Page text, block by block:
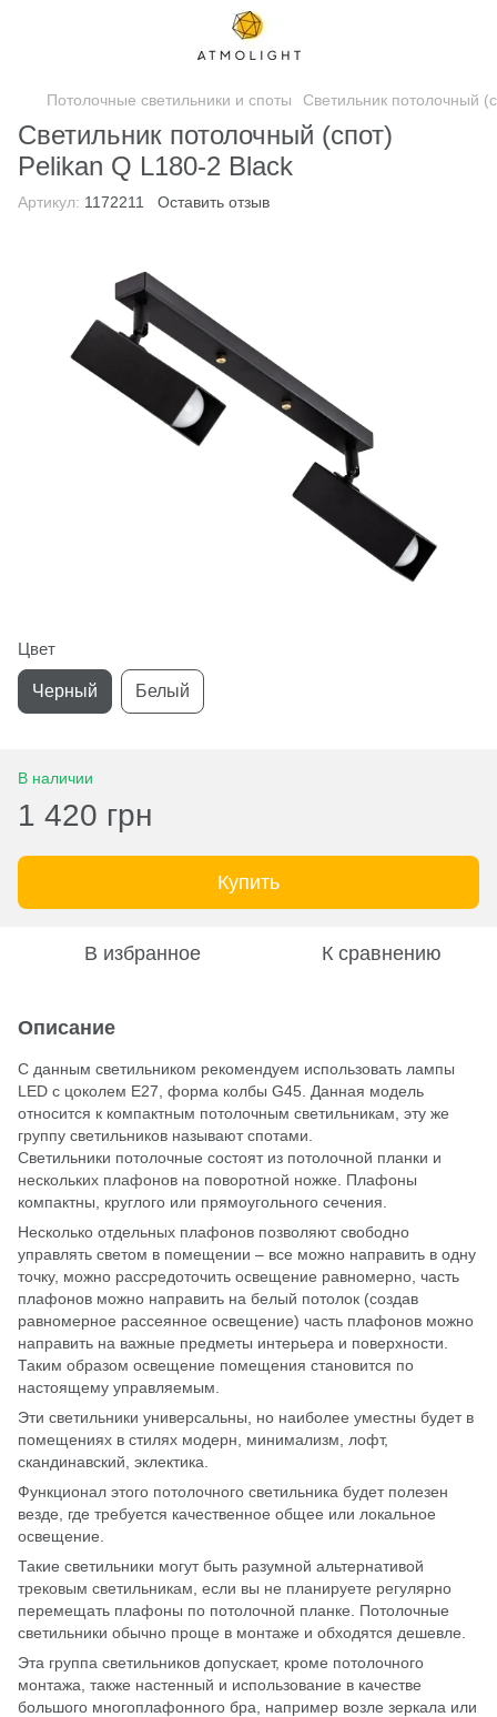
Потолочные светильники и споты Светильник потолочный
Светильник потолочный (спот)
Pelikan Q L180-2 Black
Артикул: 1172211 Оставить отзыв
Цвет
Черный Белый
В наличии
1 420 грн
Купить
В избранное К сравнению
Описание
С данным светильником рекомендуем использовать лампы
LED с цоколем Е27, форма колбы G45. Данная модель
относится к компактным потолочным светильникам, эту же
группу светильников называют спотами.
Светильники потолочные состоят из потолочной планки и
нескольких плафонов на поворотной ножке. Плафоны
компактны, круглого или прямоугольного сечения.
Несколько отдельных плафонов позволяют свободно
управлять светом в помещении – все можно направить в одну
точку, можно рассредоточить освещение равномерно, часть
плафонов можно направить на белый потолок (создав
равномерное рассеянное освещение) часть плафонов можно
направить на важные предметы интерьера и поверхности.
Таким образом освещение помещения становится по
настоящему управляемым.
Эти светильники универсальны, но наиболее уместны будет в
помещениях в стилях модерн, минимализм, лофт,
скандинавский, эклектика.
Функционал этого потолочного светильника будет полезен
везде, где требуется качественное общее или локальное
освещение.
Такие светильники могут быть разумной альтернативой
трековым светильникам, если вы не планируете регулярно
перемещать плафоны по потолочной планке. Потолочные
светильники обычно проще в монтаже и обходятся дешевле.
Эта группа светильников допускает, кроме потолочного
монтажа, также настенный и использование в качестве
большого многоплафонного бра, например возле зеркала или